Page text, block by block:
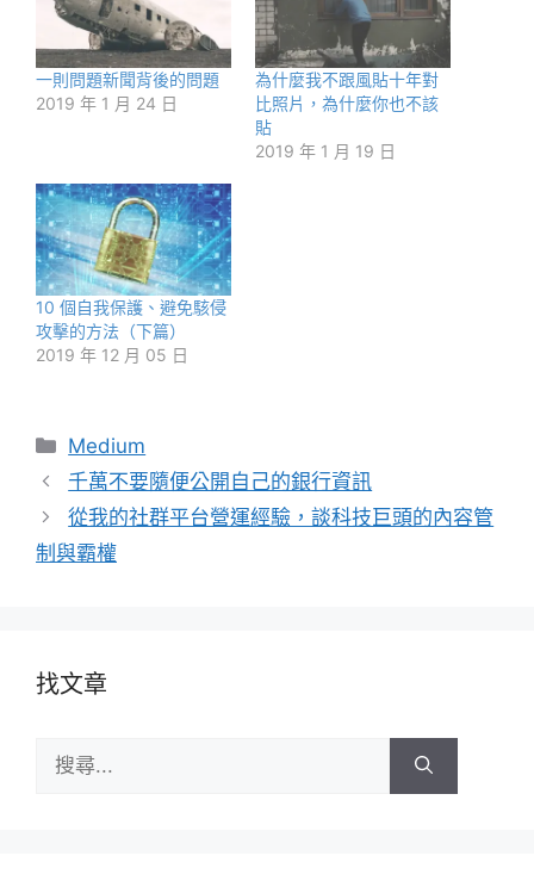
一則問題新聞背後的問題
2019 年 1 月 24 日
為什麼我不跟風貼十年對
比照片，為什麼你也不該
貼
2019 年 1 月 19 日
10 個自我保護、避免駭侵
攻擊的方法（下篇）
2019 年 12 月 05 日
分
類
Medium
千萬不要隨便公開自己的銀行資訊
從我的社群平台營運經驗，談科技巨頭的內容管
制與霸權
找文章
尋: